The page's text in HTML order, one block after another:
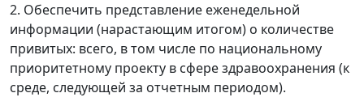
2. Обеспечить представление еженедельной
информации (нарастающим итогом) о количестве
привитых: всего, в том числе по национальному
приоритетному проекту в сфере здравоохранения (к
среде, следующей за отчетным периодом).